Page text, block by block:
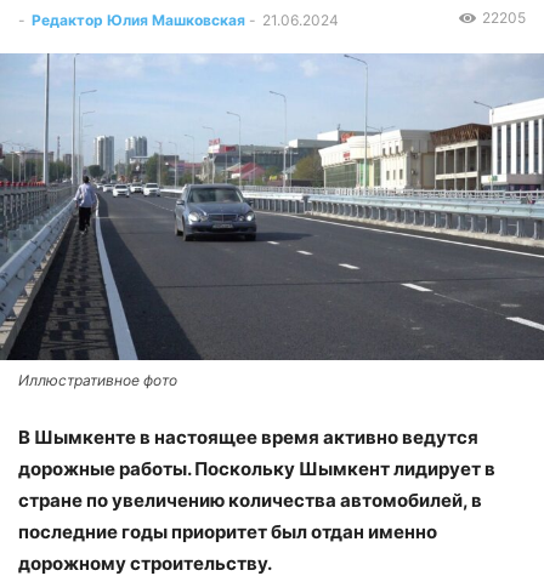
- Редактор Юлия Машковская - 21.06.2024 22205
Иллюстративное фото
В Шымкенте в настоящее время активно ведутся
дорожные работы. Поскольку Шымкент лидирует в
стране по увеличению количества автомобилей, в
последние годы приоритет был отдан именно
дорожному строительству.